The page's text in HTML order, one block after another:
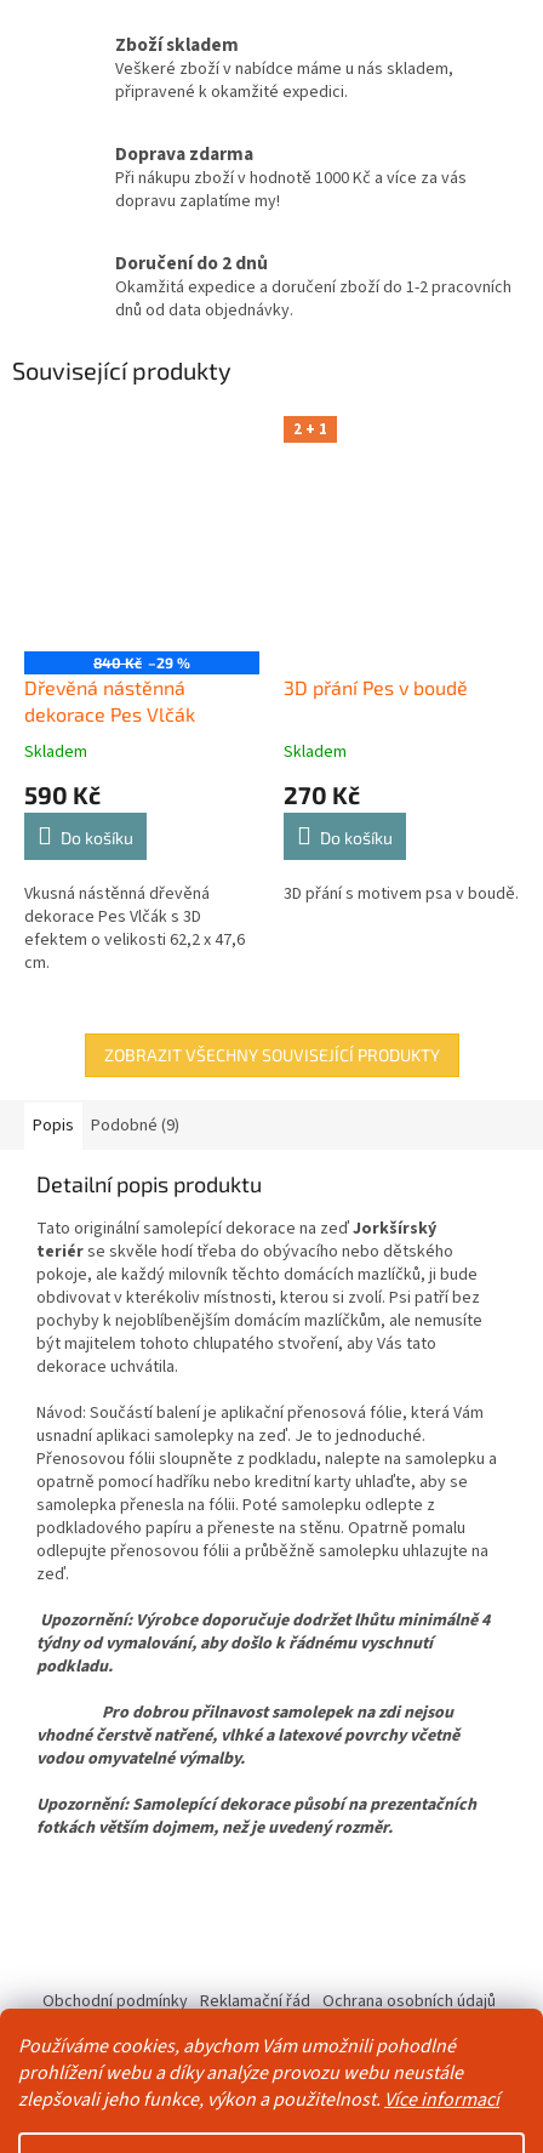
Používáme cookies, abychom Vám umožnili pohodlné
prohlížení webu a díky analýze provozu webu neustále
zlepšovali jeho funkce, výkon a použitelnost. Více informací
Zboží skladem
Veškeré zboží v nabídce máme u nás skladem,
připravené k okamžité expedici.
Doprava zdarma
Při nákupu zboží v hodnotě 1000 Kč a více za vás
dopravu zaplatíme my!
Doručení do 2 dnů
Okamžitá expedice a doručení zboží do 1-2 pracovních
dnů od data objednávky.
Související produkty
840 Kč –29 %
Dřevěná nástěnná
dekorace Pes Vlčák
Skladem
590 Kč
Do košíku
Vkusná nástěnná dřevěná
dekorace Pes Vlčák s 3D
efektem o velikosti 62,2 x 47,6
cm.
2 + 1
3D přání Pes v boudě
Skladem
270 Kč
Do košíku
3D přání s motivem psa v boudě.
ZOBRAZIT VŠECHNY SOUVISEJÍCÍ PRODUKTY
Popis Podobné (9)
Detailní popis produktu
Tato originální samolepící dekorace na zeďJorkšírský
teriérse skvěle hodí třeba do obývacího nebo dětského
pokoje, ale každý milovník těchto domácích mazlíčků, ji bude
obdivovat v kterékoliv místnosti, kterou si zvolí. Psi patří bez
pochyby k nejoblíbenějším domácím mazlíčkům, ale nemusíte
být majitelem tohoto chlupatého stvoření, aby Vás tato
dekorace uchvátila.
Návod: Součástí balení je aplikační přenosová fólie, která Vám
usnadní aplikaci samolepky na zeď. Je to jednoduché.
Přenosovou fólii sloupněte z podkladu, nalepte na samolepku a
opatrně pomocí hadříku nebo kreditní karty uhlaďte, aby se
samolepka přenesla na fólii. Poté samolepku odlepte z
podkladového papíru a přeneste na stěnu. Opatrně pomalu
odlepujte přenosovou fólii a průběžně samolepku uhlazujte na
zeď.
Upozornění: Výrobce doporučuje dodržet lhůtu minimálně 4
týdny od vymalování, aby došlo k řádnému vyschnutí
podkladu.
Pro dobrou přilnavost samolepek na zdi nejsou
vhodné čerstvě natřené, vlhké a latexové povrchy včetně
vodou omyvatelné výmalby.
Upozornění: Samolepící dekorace působí na prezentačních
fotkách větším dojmem, než je uvedený rozměr.
p
Obchodní podmínky Reklamační řád Ochrana osobních údajů